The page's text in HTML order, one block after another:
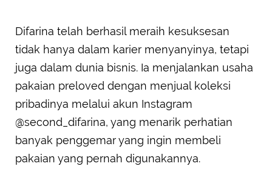
Difarina telah berhasil meraih kesuksesan
tidak hanya dalam karier menyanyinya, tetapi
juga dalam dunia bisnis. Ia menjalankan usaha
pakaian preloved dengan menjual koleksi
pribadinya melalui akun Instagram
@second_difarina, yang menarik perhatian
banyak penggemar yang ingin membeli
pakaian yang pernah digunakannya.